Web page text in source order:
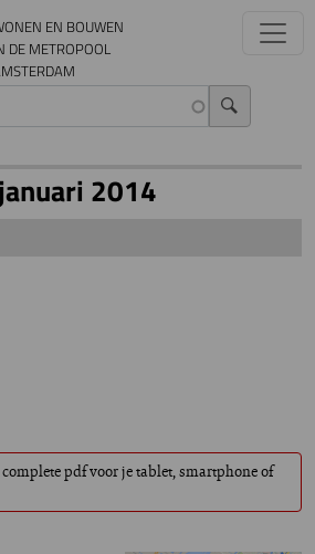
gaan
EN BOUWEN
DE METROPOOL
2014
pdf voor je tablet, smartphone of